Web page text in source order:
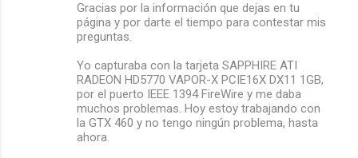
Gracias por la información que dejas en tu
página y por darte el tiempo para contestar mis
preguntas.
Yo capturaba con la tarjeta SAPPHIRE ATI
RADEON HD5770 VAPOR-X PCIE16X DX11 1GB,
por el puerto IEEE 1394 FireWire y me daba
muchos problemas. Hoy estoy trabajando con
la GTX 460 y no tengo ningún problema, hasta
ahora.